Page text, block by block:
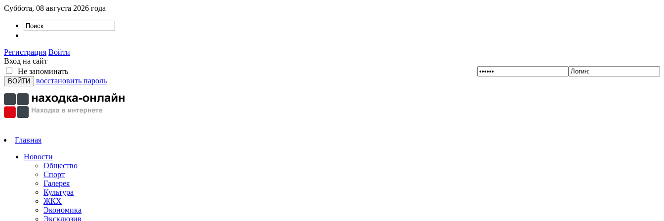
Суббота, 08 августа 2026 года
Регистрация Войти
Вход на сайт
Не запоминать
восстановить пароль
Главная
Новости
Общество
Спорт
Галерея
Культура
ЖКХ
Экономика
Эксклюзив